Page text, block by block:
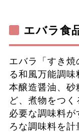
エバラ食
エバラ「すき焼
る和風万能調味
本醸造醤油、砂
ど、煮物をつく
必要な調味料が
ろな調味料を計